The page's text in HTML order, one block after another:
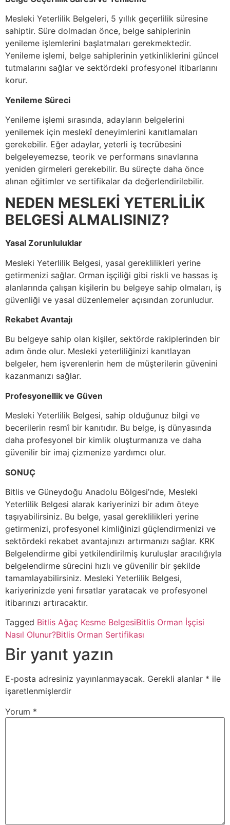
Mesleki Yeterlilik Belgeleri, 5 yıllık geçerlilik süresine
sahiptir. Süre dolmadan önce, belge sahiplerinin
yenileme işlemlerini başlatmaları gerekmektedir.
Yenileme işlemi, belge sahiplerinin yetkinliklerini güncel
tutmalarını sağlar ve sektördeki profesyonel itibarlarını
korur.
Yenileme Süreci
Yenileme işlemi sırasında, adayların belgelerini
yenilemek için meslekî deneyimlerini kanıtlamaları
gerekebilir. Eğer adaylar, yeterli iş tecrübesini
belgeleyemezse, teorik ve performans sınavlarına
yeniden girmeleri gerekebilir. Bu süreçte daha önce
alınan eğitimler ve sertifikalar da değerlendirilebilir.
NEDEN MESLEKİ YETERLİLİK
BELGESİ ALMALISINIZ?
Yasal Zorunluluklar
Mesleki Yeterlilik Belgesi, yasal gereklilikleri yerine
getirmenizi sağlar. Orman işçiliği gibi riskli ve hassas iş
alanlarında çalışan kişilerin bu belgeye sahip olmaları, iş
güvenliği ve yasal düzenlemeler açısından zorunludur.
Rekabet Avantajı
Bu belgeye sahip olan kişiler, sektörde rakiplerinden bir
adım önde olur. Mesleki yeterliliğinizi kanıtlayan
belgeler, hem işverenlerin hem de müşterilerin güvenini
kazanmanızı sağlar.
Profesyonellik ve Güven
Mesleki Yeterlilik Belgesi, sahip olduğunuz bilgi ve
becerilerin resmî bir kanıtıdır. Bu belge, iş dünyasında
daha profesyonel bir kimlik oluşturmanıza ve daha
güvenilir bir imaj çizmenize yardımcı olur.
SONUÇ
Bitlis ve Güneydoğu Anadolu Bölgesi’nde, Mesleki
Yeterlilik Belgesi alarak kariyerinizi bir adım öteye
taşıyabilirsiniz. Bu belge, yasal gereklilikleri yerine
getirmenizi, profesyonel kimliğinizi güçlendirmenizi ve
sektördeki rekabet avantajınızı artırmanızı sağlar. KRK
Belgelendirme gibi yetkilendirilmiş kuruluşlar aracılığıyla
belgelendirme sürecini hızlı ve güvenilir bir şekilde
tamamlayabilirsiniz. Mesleki Yeterlilik Belgesi,
kariyerinizde yeni fırsatlar yaratacak ve profesyonel
itibarınızı artıracaktır.
Tagged Bitlis Ağaç Kesme BelgesiBitlis Orman İşçisi
Nasıl Olunur?Bitlis Orman Sertifikası
Bir yanıt yazın
E-posta adresiniz yayınlanmayacak. Gerekli alanlar * ile
işaretlenmişlerdir
Yorum *